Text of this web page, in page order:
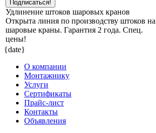
Удлинение штоков шаровых кранов
Открыта линия по производству штоков на
шаровые краны. Гарантия 2 года. Cпец.
цены!
{date}
О компании
Монтажнику
Услуги
Сертификаты
Прайс-лист
Контакты
Объявления